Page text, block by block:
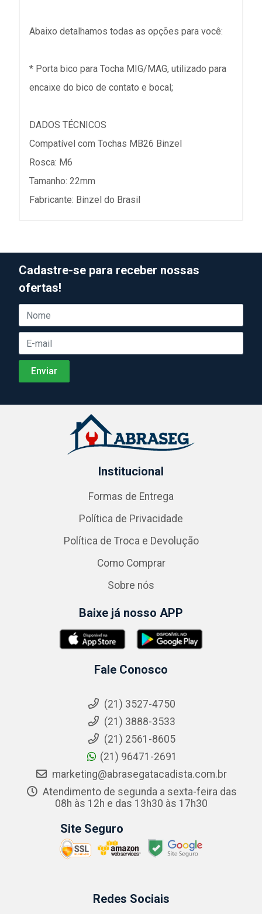
Abaixo detalhamos todas as opções para você:
* Porta bico para Tocha MIG/MAG, utilizado para
encaixe do bico de contato e bocal;
DADOS TÉCNICOS
Compatível com Tochas MB26 Binzel
Rosca: M6
Tamanho: 22mm
Fabricante: Binzel do Brasil
Cadastre-se para receber nossas
ofertas!
Institucional
Formas de Entrega
Política de Privacidade
Política de Troca e Devolução
Como Comprar
Sobre nós
Baixe já nosso APP
Fale Conosco
(21) 3527-4750
(21) 3888-3533
(21) 2561-8605
(21) 96471-2691
marketing@abrasegatacadista.com.br
Atendimento de segunda a sexta-feira das
08h às 12h e das 13h30 às 17h30
Site Seguro
Redes Sociais